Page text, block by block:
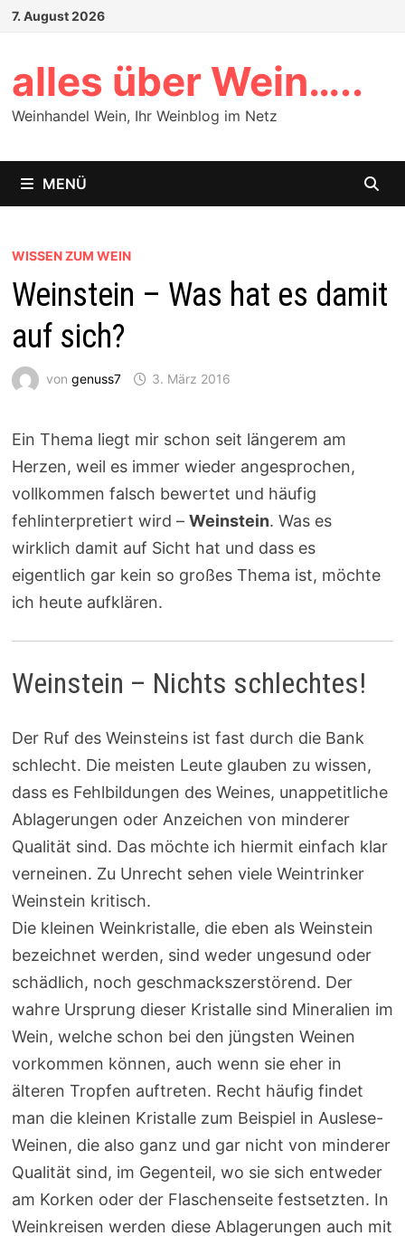
Zum
7. August 2026
alles über Wein…..
Weinhandel Wein, Ihr Weinblog im Netz
MENÜ
WISSEN ZUM WEIN
Weinstein – Was hat es damit
auf sich?
von genuss7 3. März 2016
Ein Thema liegt mir schon seit längerem am
Herzen, weil es immer wieder angesprochen,
vollkommen falsch bewertet und häufig
fehlinterpretiert wird – Weinstein. Was es
wirklich damit auf Sicht hat und dass es
eigentlich gar kein so großes Thema ist, möchte
ich heute aufklären.
Weinstein – Nichts schlechtes!
Der Ruf des Weinsteins ist fast durch die Bank
schlecht. Die meisten Leute glauben zu wissen,
dass es Fehlbildungen des Weines, unappetitliche
Ablagerungen oder Anzeichen von minderer
Qualität sind. Das möchte ich hiermit einfach klar
verneinen. Zu Unrecht sehen viele Weintrinker
Weinstein kritisch.
Die kleinen Weinkristalle, die eben als Weinstein
bezeichnet werden, sind weder ungesund oder
schädlich, noch geschmackszerstörend. Der
wahre Ursprung dieser Kristalle sind Mineralien im
Wein, welche schon bei den jüngsten Weinen
vorkommen können, auch wenn sie eher in
älteren Tropfen auftreten. Recht häufig findet
man die kleinen Kristalle zum Beispiel in Auslese-
Weinen, die also ganz und gar nicht von minderer
Qualität sind, im Gegenteil, wo sie sich entweder
am Korken oder der Flaschenseite festsetzten. In
Weinkreisen werden diese Ablagerungen auch mit